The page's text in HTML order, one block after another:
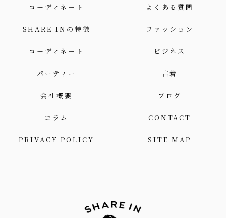
コーディネート よくある質問
SHARE INの特徴 ファッション
コーディネート ビジネス
パーティー 古着
会社概要 ブログ
コラム CONTACT
PRIVACY POLICY SITE MAP